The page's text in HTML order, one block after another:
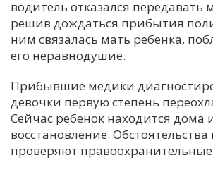
водитель отказался передавать
решив дождаться прибытия
ним связалась мать ребенка,
его неравнодушие.
Прибывшие медики
девочки первую степень
Сейчас ребенок находится дома
восстановление.
проверяют